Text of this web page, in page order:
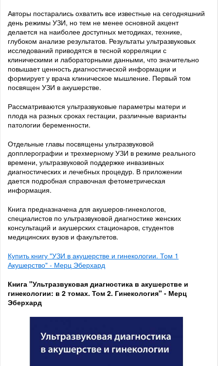
Авторы постарались охватить все известные на сегодняшний
день режимы УЗИ, но тем не менее основной акцент
делается на наиболее доступных методиках, технике,
глубоком анализе результатов. Результаты ультразвуковых
исследований приводятся в тесной корреляции с
клиническими и лабораторными данными, что значительно
повышает ценность диагностической информации и
формирует у врача клиническое мышление. Первый том
посвящен УЗИ в акушерстве.
Рассматриваются ультразвуковые параметры матери и
плода на разных сроках гестации, различные варианты
патологии беременности.
Отдельные главы посвящены ультразвуковой
допплерографии и трехмерному УЗИ в режиме реального
времени, ультразвуковой поддержке инвазивных
диагностических и лечебных процедур. В приложении
дается подробная справочная фетометрическая
информация.
Книга предназначена для акушеров-гинекологов,
специалистов по ультразвуковой диагностике женских
консультаций и акушерских стационаров, студентов
медицинских вузов и факультетов.
Купить книгу "УЗИ в акушерстве и гинекологии. Том 1
Акушерство" - Мерц Эберхард
Книга "Ультразвуковая диагностика в акушерстве и
гинекологии: в 2 томах. Том 2. Гинекология" - Мерц
Эберхард